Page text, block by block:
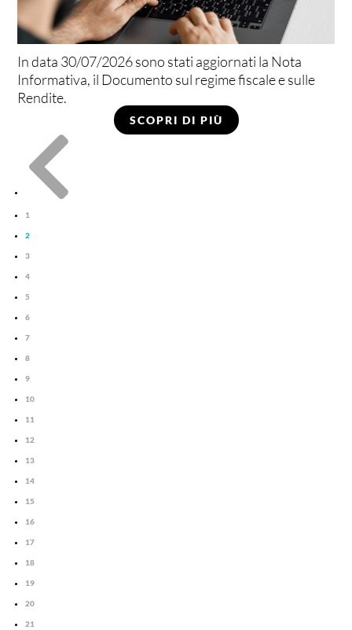
In data 30/07/2026 sono stati aggiornati la Nota
Informativa, il Documento sul regime fiscale e sulle
Rendite.
SCOPRI DI PIÙ

1
2
3
4
5
6
7
8
9
10
11
12
13
14
15
16
17
18
19
20
21